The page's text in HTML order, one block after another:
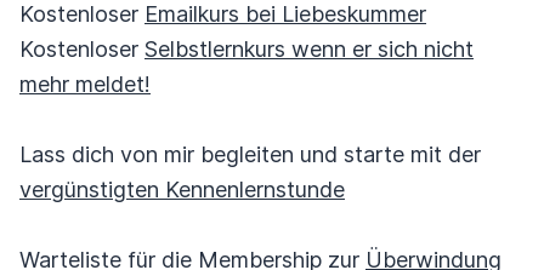
Kostenloser Emailkurs bei Liebeskummer
Kostenloser Selbstlernkurs wenn er sich nicht
mehr meldet!
Lass dich von mir begleiten und starte mit der
vergünstigten Kennenlernstunde
Warteliste für die Membership zur Überwindung